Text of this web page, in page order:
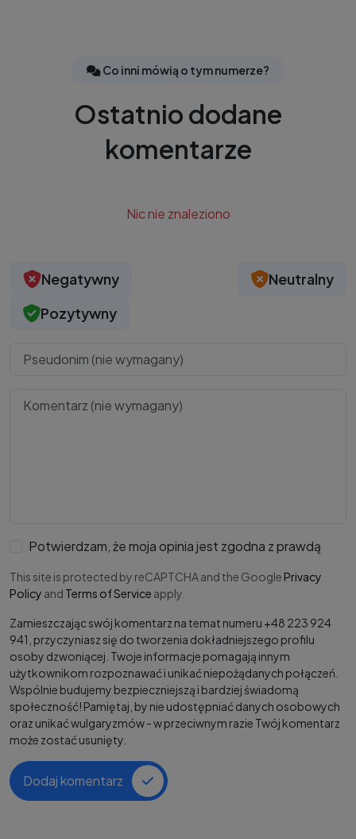
Co inni mówią o tym numerze?
Ostatnio dodane
komentarze
Nic nie znaleziono
Negatywny
Neutralny
Pozytywny
Potwierdzam, że moja opinia jest zgodna z prawdą
This site is protected by reCAPTCHA and the Google Privacy
Policy and Terms of Service apply.
Zamieszczając swój komentarz na temat numeru +48 223 924
941, przyczyniasz się do tworzenia dokładniejszego profilu
osoby dzwoniącej. Twoje informacje pomagają innym
użytkownikom rozpoznawać i unikać niepożądanych połączeń.
Wspólnie budujemy bezpieczniejszą i bardziej świadomą
społeczność! Pamiętaj, by nie udostępniać danych osobowych
oraz unikać wulgaryzmów - w przeciwnym razie Twój komentarz
może zostać usunięty.
Dodaj komentarz